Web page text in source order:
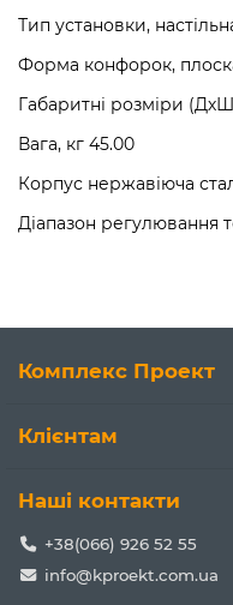
Тип установки,
Форма конфорок,
Габаритні розміри
Вага, кг 45.00
Корпус нержавіюча
Діапазон регулювання
Комплекс Проект
Клієнтам
Наші контакти
+38(066) 926 52 55
info@kproekt.com.ua